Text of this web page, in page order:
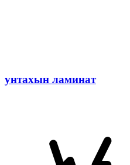
унтахын ламинат